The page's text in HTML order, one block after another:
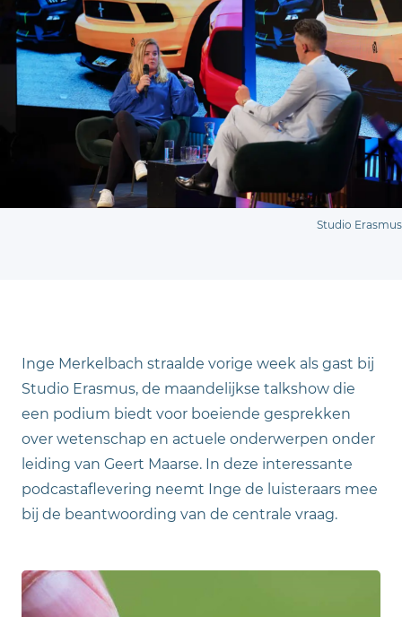
Studio Erasmus
Inge Merkelbach straalde vorige week als gast bij
Studio Erasmus, de maandelijkse talkshow die
een podium biedt voor boeiende gesprekken
over wetenschap en actuele onderwerpen onder
leiding van Geert Maarse. In deze interessante
podcastaflevering neemt Inge de luisteraars mee
bij de beantwoording van de centrale vraag.